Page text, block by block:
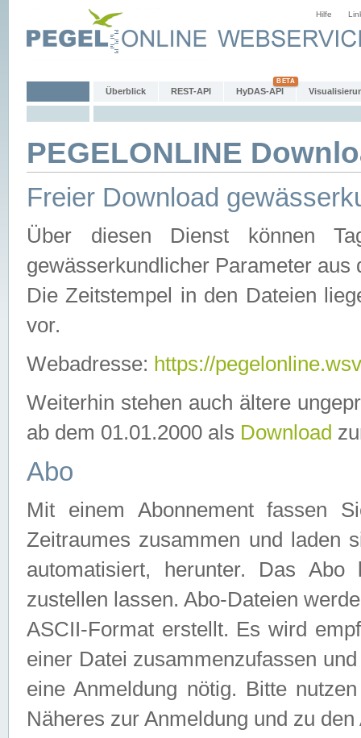
Hilfe
Überblick REST-API HyDAS-API
PEGELONLINE
Freier Download
Über diesen Dienst können
gewässerkundlicher Parameter aus
Die Zeitstempel in den Dateien
vor.
Webadresse: https://
Weiterhin stehen auch ältere
ab dem 01.01.2000 als Download
Abo
Mit einem Abonnement fassen
Zeitraumes zusammen und laden
automatisiert, herunter. Das
zustellen lassen. Abo-Dateien
ASCII-Format erstellt. Es wird
einer Datei zusammenzufassen
eine Anmeldung nötig. Bitte
Näheres zur Anmeldung und zu